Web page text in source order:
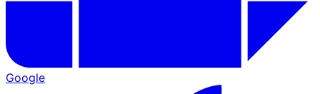
Google